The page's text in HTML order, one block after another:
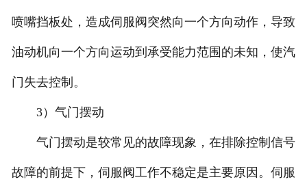
喷嘴挡板处，造成伺服阀突然向一个方向动作，导致
油动机向一个方向运动到承受能力范围的未知，使汽
门失去控制。
3）气门摆动
气门摆动是较常见的故障现象，在排除控制信号
故障的前提下，伺服阀工作不稳定是主要原因。伺服